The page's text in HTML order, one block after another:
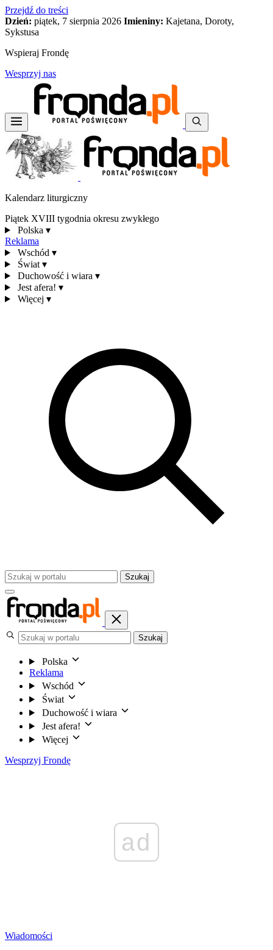
Przejdź do treści
Dzień: piątek, 7 sierpnia 2026 Imieniny: Kajetana, Doroty,
Sykstusa
Wspieraj Frondę
Wesprzyj nas
Kalendarz liturgiczny
Piątek XVIII tygodnia okresu zwykłego
Polska ▾
Reklama
Wschód ▾
Świat ▾
Duchowość i wiara ▾
Jest afera! ▾
Więcej ▾
Szukaj
Szukaj
Polska
Reklama
Wschód
Świat
Duchowość i wiara
Jest afera!
Więcej
Wesprzyj Frondę
ad
Wiadomości